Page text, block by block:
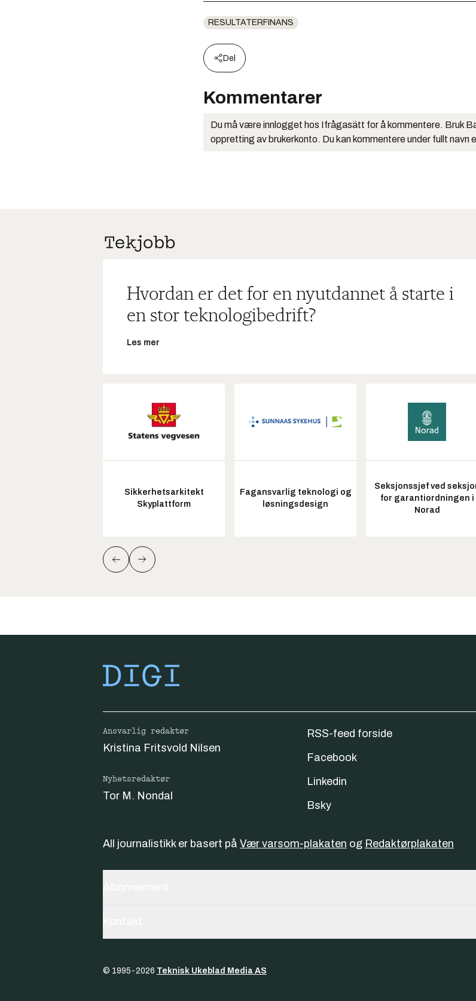
RESULTATERFINANS
Del
Kommentarer
Du må være innlogget hos Ifrågasätt for å kommentere. Bruk
oppretting av brukerkonto. Du kan kommentere under fullt navn
Hvordan er det for en nyutdannet å starte i
en stor teknologibedrift?
Les mer
Sikkerhetsarkitekt
Skyplattform
Fagansvarlig teknologi og
løsningsdesign
Seksjonssjef ved
for garantiordningen i
Norad
Ansvarlig redaktør
Kristina Fritsvold Nilsen
Nyhetsredaktør
Tor M. Nondal
RSS-feed forside
Facebook
Linkedin
Bsky
All journalistikk er basert på Vær varsom-plakaten og Redaktørplakaten
© 1995-2026 Teknisk Ukeblad Media AS